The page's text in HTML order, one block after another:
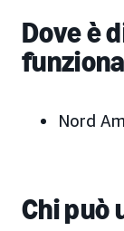
Dove è
Nord
Chi può